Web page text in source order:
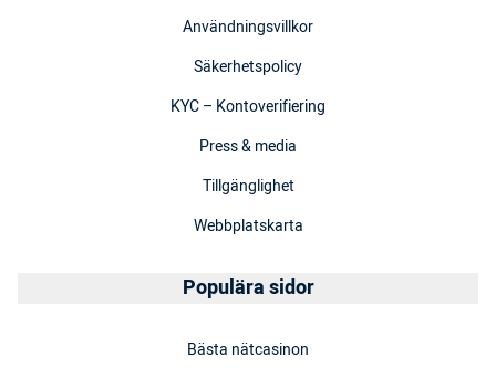
Användningsvillkor
Säkerhetspolicy
KYC – Kontoverifiering
Press & media
Tillgänglighet
Webbplatskarta
Populära sidor
Bästa nätcasinon